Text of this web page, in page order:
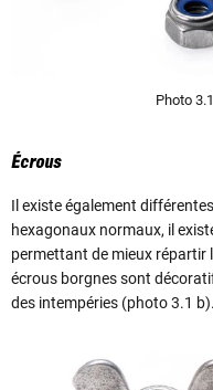
Photo
Écrous
Il existe également
hexagonaux normaux, il
permettant de mieux répartir
écrous borgnes sont
des intempéries (photo 3.1 b).